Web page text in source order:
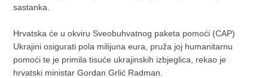
sastanka.
Hrvatska će u okviru Sveobuhvatnog paketa pomoći (CAP)
Ukrajini osigurati pola milijuna eura, pruža joj humanitarnu
pomoći te je primila tisuće ukrajinskih izbjeglica, rekao je
hrvatski ministar Gordan Grlić Radman.